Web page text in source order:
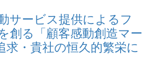
サービス提供によるフ
創る「顧客感動創造マー
・貴社の恒久的繁栄に